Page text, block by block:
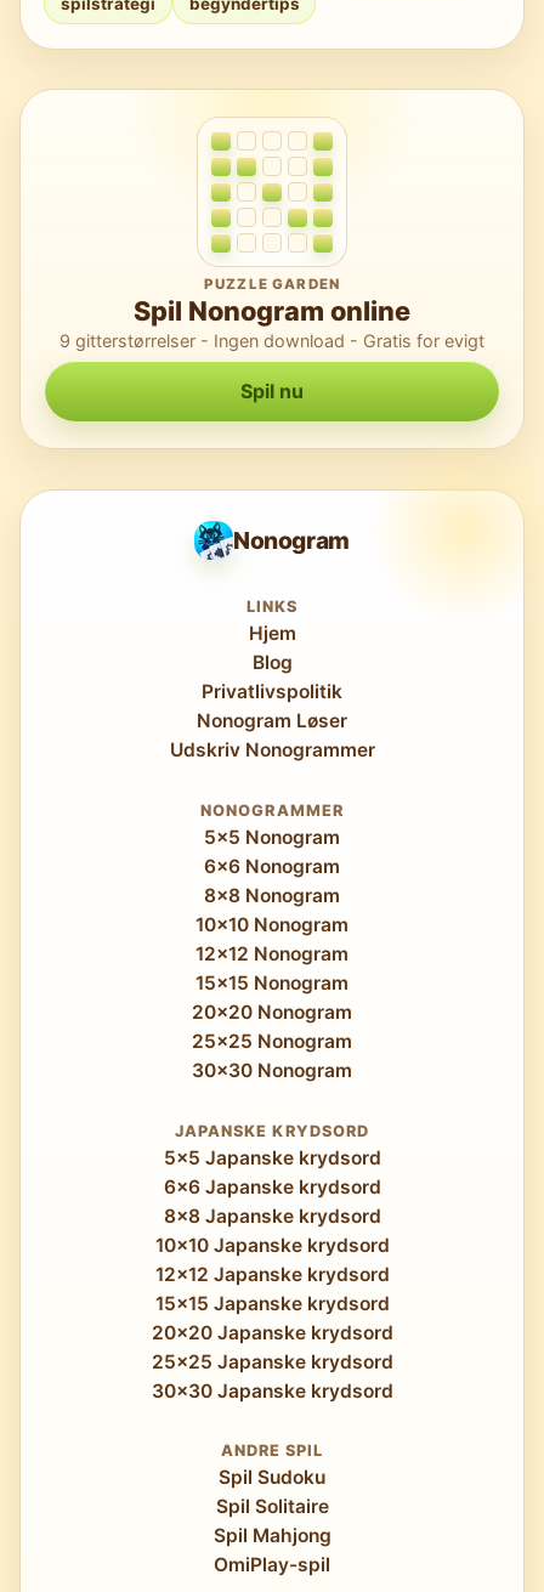
efter, du er færdig.
PUZZLE GARDEN
Spil Nonogram online
9 gitterstørrelser - Ingen download - Gratis for evigt
Spil nu
Nonogram
LINKS
Hjem
Blog
Privatlivspolitik
Nonogram Løser
Udskriv Nonogrammer
NONOGRAMMER
5x5 Nonogram
6x6 Nonogram
8x8 Nonogram
10x10 Nonogram
12x12 Nonogram
15x15 Nonogram
20x20 Nonogram
25x25 Nonogram
30x30 Nonogram
JAPANSKE KRYDSORD
5x5 Japanske krydsord
6x6 Japanske krydsord
8x8 Japanske krydsord
10x10 Japanske krydsord
12x12 Japanske krydsord
15x15 Japanske krydsord
20x20 Japanske krydsord
25x25 Japanske krydsord
30x30 Japanske krydsord
ANDRE SPIL
Spil Sudoku
Spil Solitaire
Spil Mahjong
OmiPlay-spil